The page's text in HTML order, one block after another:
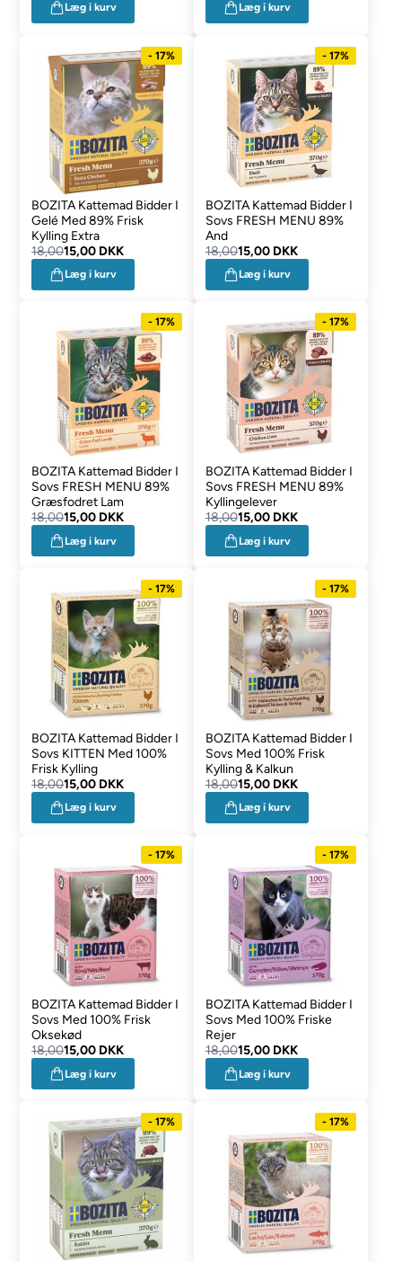
Læg i kurv Læg i kurv
- 17%
BOZITA Kattemad Bidder I
Gelé Med 89% Frisk
Kylling Extra
18,0015,00 DKK
Læg i kurv
- 17%
BOZITA Kattemad Bidder I
Sovs FRESH MENU 89%
And
18,0015,00 DKK
Læg i kurv
- 17%
BOZITA Kattemad Bidder I
Sovs FRESH MENU 89%
Græsfodret Lam
18,0015,00 DKK
Læg i kurv
- 17%
BOZITA Kattemad Bidder I
Sovs FRESH MENU 89%
Kyllingelever
18,0015,00 DKK
Læg i kurv
- 17%
BOZITA Kattemad Bidder I
Sovs KITTEN Med 100%
Frisk Kylling
18,0015,00 DKK
Læg i kurv
- 17%
BOZITA Kattemad Bidder I
Sovs Med 100% Frisk
Kylling & Kalkun
18,0015,00 DKK
Læg i kurv
- 17%
BOZITA Kattemad Bidder I
Sovs Med 100% Frisk
Oksekød
18,0015,00 DKK
Læg i kurv
- 17%
BOZITA Kattemad Bidder I
Sovs Med 100% Friske
Rejer
18,0015,00 DKK
Læg i kurv
- 17% - 17%